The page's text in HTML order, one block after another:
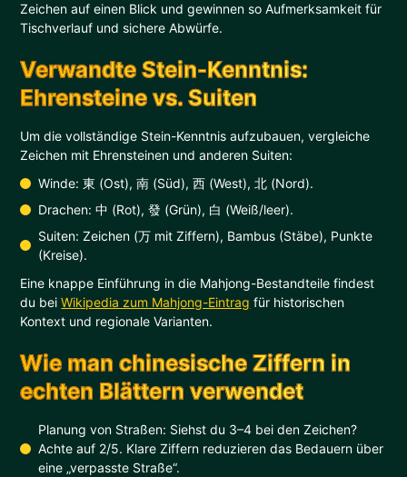
Zeichen auf einen Blick und gewinnen so Aufmerksamkeit für
Tischverlauf und sichere Abwürfe.
Verwandte Stein-Kenntnis:
Ehrensteine vs. Suiten
Um die vollständige Stein-Kenntnis aufzubauen, vergleiche
Zeichen mit Ehrensteinen und anderen Suiten:
Winde: 東 (Ost), 南 (Süd), 西 (West), 北 (Nord).
Drachen: 中 (Rot), 發 (Grün), 白 (Weiß/leer).
Suiten: Zeichen (万 mit Ziffern), Bambus (Stäbe), Punkte
(Kreise).
Eine knappe Einführung in die Mahjong-Bestandteile findest
du beiWikipedia zum Mahjong-Eintrag für historischen
Kontext und regionale Varianten.
Wie man chinesische Ziffern in
echten Blättern verwendet
Planung von Straßen: Siehst du 3–4 bei den Zeichen?
Achte auf 2/5. Klare Ziffern reduzieren das Bedauern über
eine „verpasste Straße“.